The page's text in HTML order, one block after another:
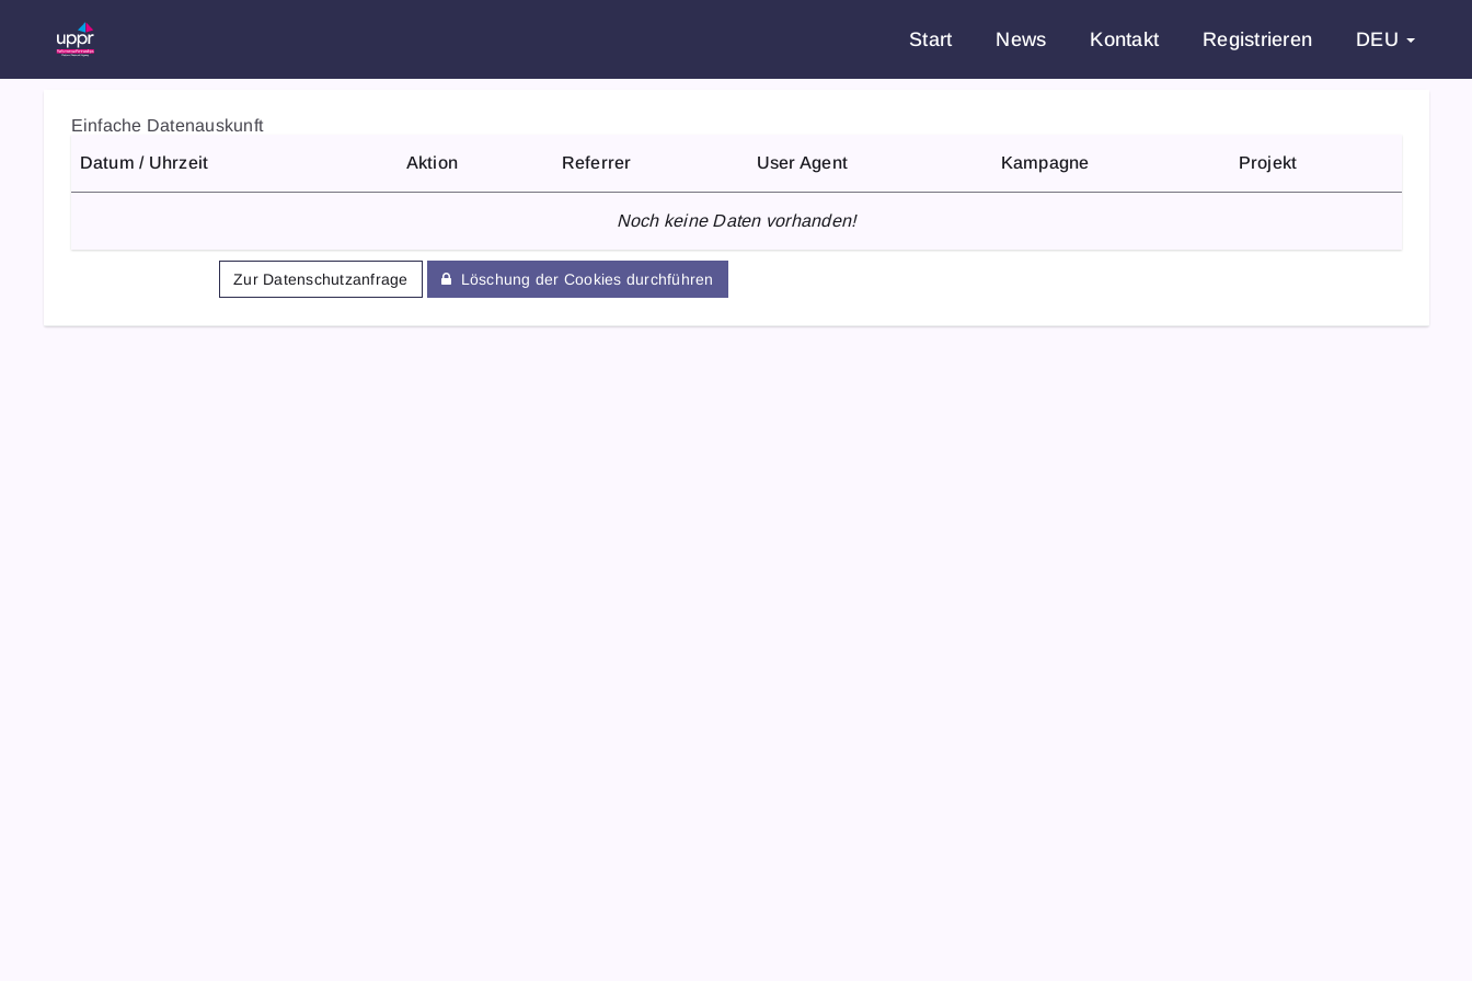
Start News Kontakt Registrieren DEU
Einfache Datenauskunft
Datum / Uhrzeit
Aktion Referrer User Agent Kampagne Projekt
Noch keine Daten vorhanden!
Zur Datenschutzanfrage Löschung der Cookies durchführen